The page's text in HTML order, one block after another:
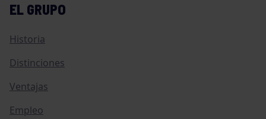
EL GRUPO
Historia
Distinciones
Ventajas
Empleo